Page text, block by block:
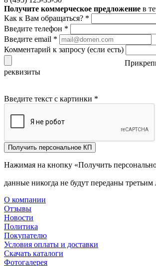
Получите коммерческое предложение в
Как к Вам обращаться? *
Введите телефон *
Введите email *
Комментарий к запросу (если есть)
реквизиты
Введите текст с картинки *
Получить персональное КП
Нажимая на кнопку «Получить
данные никогда не будут переданы
О компании
Отзывы
Новости
Политика
Покупателю
Условия оплаты и доставки
Скачать каталоги
Фотогалерея